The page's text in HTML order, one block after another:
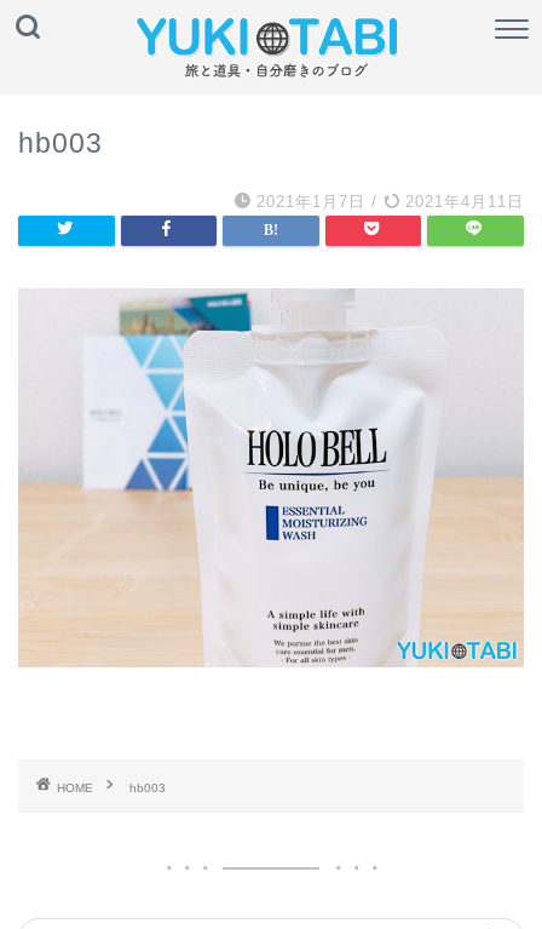
hb003
2021年1月7日 / 2021年4月11日
HOME hb003